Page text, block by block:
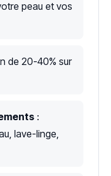
peau et vos
de 20-40% sur
:
lave-linge,